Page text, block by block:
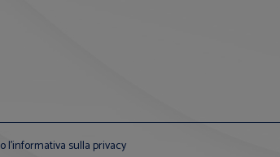
l'informativa sulla privacy